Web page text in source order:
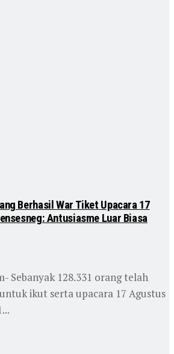
Berhasil War Tiket Upacara 17
Antusiasme Luar Biasa
Sebanyak 128.331 orang telah
ikut serta upacara 17 Agustus